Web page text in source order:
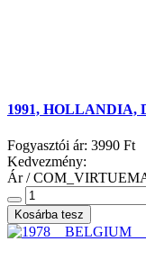
1991, HOLLANDIA,
Fogyasztói ár: 3990 Ft
Kedvezmény:
Ár /